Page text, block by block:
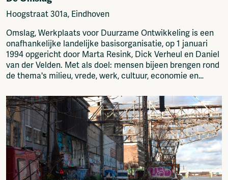
Hoogstraat 301a, Eindhoven
Omslag, Werkplaats voor Duurzame Ontwikkeling is een
onafhankelijke landelijke basisorganisatie, op 1 januari
1994 opgericht door Marta Resink, Dick Verheul en Daniel
van der Velden. Met als doel: mensen bijeen brengen rond
de thema's milieu, vrede, werk, cultuur, economie en